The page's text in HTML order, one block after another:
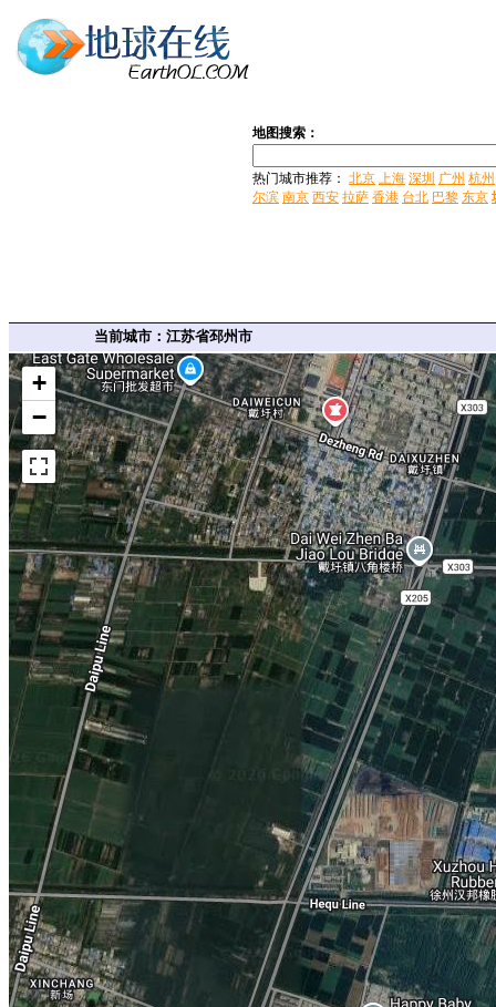
地图搜索：
热门城市推荐： 北京 上海 深圳 广州 杭州
尔滨 南京 西安 拉萨 香港 台北 巴黎 东京
当前城市：江苏省邳州市
+
−